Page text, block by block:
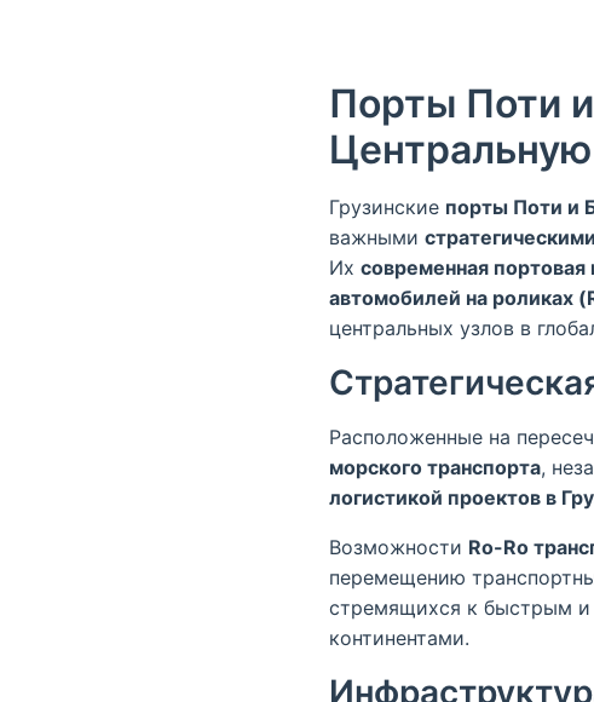
Порты Поти
Грузинские порты Поти и
важными
Их современная портовая
автомобилей на роликах
центральных узлов в
Расположенные на
морского транспорта,
логистикой проектов в
Возможности Ro-Ro
перемещению
стремящихся к быстрым
континентами.